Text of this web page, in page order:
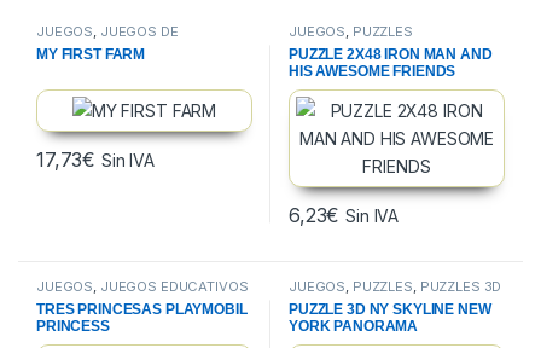
JUEGOS JUEGOS DE
HABILIDAD
MY FIRST FARM
17,73€ Sin IVA
JUEGOS PUZZLES
PUZZLE 2X48 IRON MAN AND
HIS AWESOME FRIENDS
6,23€ Sin IVA
JUEGOS, JUEGOS EDUCATIVOS
TRES PRINCESAS PLAYMOBIL
PRINCESS
JUEGOS, PUZZLES, PUZZLES 3D
PUZZLE 3D NY SKYLINE NEW
YORK PANORAMA